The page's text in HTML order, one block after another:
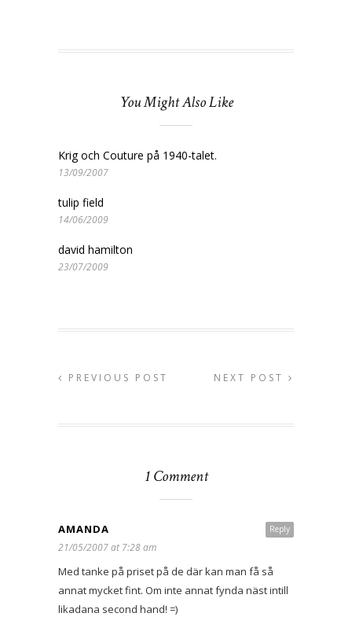
You Might Also Like
Krig och Couture på 1940-talet.
13/09/2007
tulip field
14/06/2009
david hamilton
23/07/2009
PREVIOUS POST NEXT POST
1 Comment
Reply
AMANDA
21/05/2007 at 7:28 am
Med tanke på priset på de där kan man få så
annat mycket fint. Om inte annat fynda näst intill
likadana second hand! =)